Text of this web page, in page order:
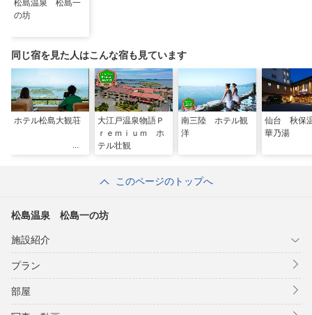
松島温泉 松島一
の坊
同じ宿を見た人はこんな宿も見ています
ホテル松島大観荘
大江戸温泉物語Ｐ
ｒｅｍｉｕｍ ホ
テル壮観
南三陸 ホテル観
洋
仙台 秋保
華乃湯
このページのトップへ
松島温泉 松島一の坊
施設紹介
プラン
部屋